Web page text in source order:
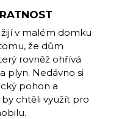
v malém domku
že dům
rovněž ohřívá
plyn. Nedávno si
pohon a
chtěli využít pro